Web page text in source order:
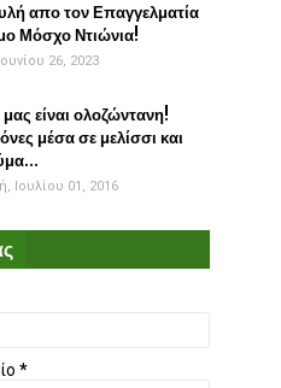
απο τον Επαγγελματία
Μόσχο Ντιώνια!
26, 2023
είναι ολοζώντανη!
μέσα σε μελίσσι και
Ιουλίου 01, 2016
*